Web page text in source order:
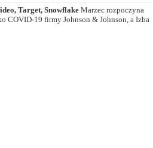
Target, Snowflake Marzec rozpoczyna
COVID-19 firmy Johnson & Johnson, a Izba